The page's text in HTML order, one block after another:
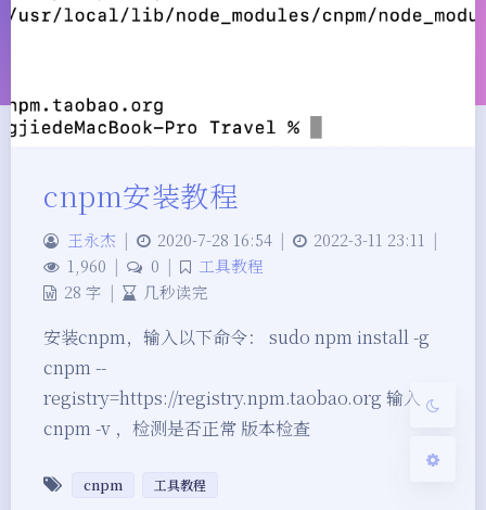
夜间模式
cnpm安装教程
王永杰 | 2020-7-28 16:54 | 2022-3-11 23:11 |
1,960 | 0 |
工具教程
28 字 | 几秒读完
安装cnpm，输入以下命令： sudo npm install -g
cnpm --
registry=https://registry.npm.taobao.org 输入
cnpm -v ，检测是否正常 版本检查
cnpm 工具教程